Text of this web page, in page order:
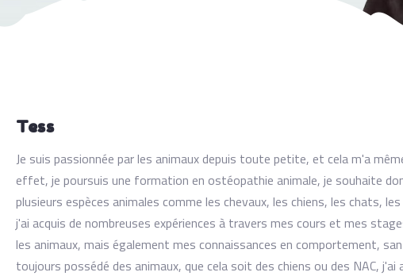
Tess
Je suis passionnée par les animaux depuis toute petite, et cela m'a
effet, je poursuis une formation en ostéopathie animale, je souhaite
plusieurs espèces animales comme les chevaux, les chiens, les chats,
j'ai acquis de nombreuses expériences à travers mes cours et mes
les animaux, mais également mes connaissances en comportement,
toujours possédé des animaux, que cela soit des chiens ou des NAC,